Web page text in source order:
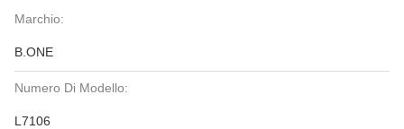
Marchio:
B.ONE
Numero Di Modello:
L7106